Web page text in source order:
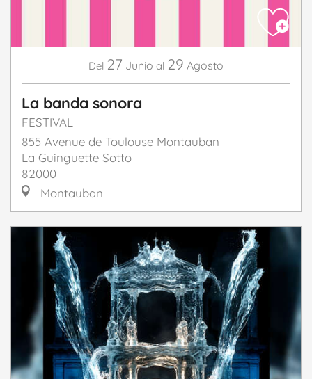
Del 27 Junio al 29 Agosto
La banda sonora
FESTIVAL
855 Avenue de Toulouse Montauban
La Guinguette Sotto
82000
Montauban